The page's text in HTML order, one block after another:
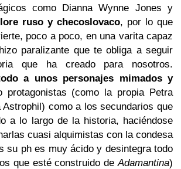
como Dianna Wynne Jones y
ruso y checoslovaco, por lo que
poco a poco, en una varita capaz
paralizante que te obliga a seguir
que ha creado para nosotros.
a unos personajes mimados y
protagonistas (como la propia Petra
Astrophil) como a los secundarios que
a lo largo de la historia, haciéndose
cuasi alquimistas con la condesa
su ph es muy ácido y desintegra todo
que esté construido de Adamantina)